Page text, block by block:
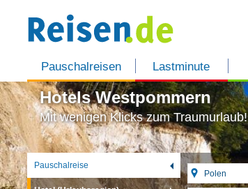
Pauschalreisen Lastminute
Hotels Westpommern
Mit wenigen Klicks zum Traumurlaub!
Pauschalreise